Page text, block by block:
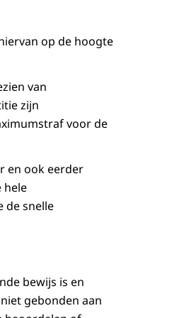
op de hoogte
van
zijn
voor de
en ook eerder
hele
de snelle
bewijs is en
gebonden aan